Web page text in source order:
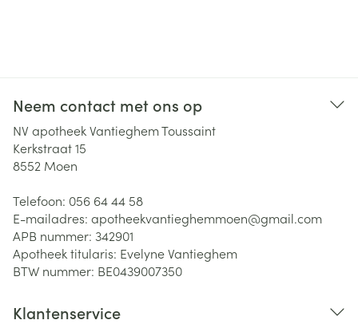
Neem contact met ons op
NV apotheek Vantieghem Toussaint
Kerkstraat 15
8552 Moen
Telefoon: 056 64 44 58
E-mailadres: apotheekvantieghemmoen@gmail.com
APB nummer: 342901
Apotheek titularis: Evelyne Vantieghem
BTW nummer: BE0439007350
Klantenservice